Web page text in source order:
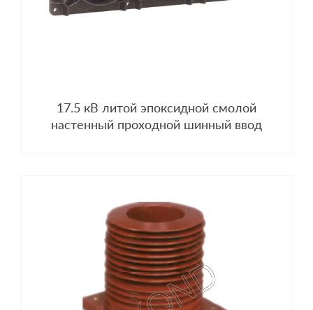
17.5 кВ литой эпоксидной смолой
настенный проходной шинный ввод